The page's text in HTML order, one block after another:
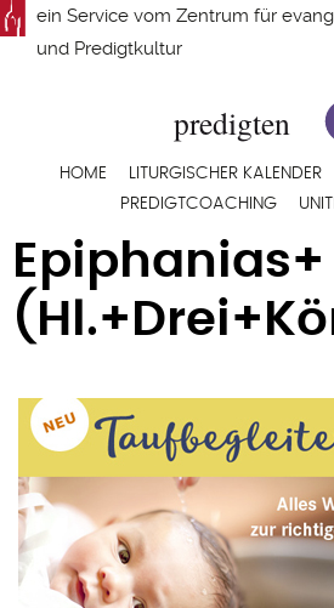
Direkt
zum
ein Service vom Zentrum für
und Predigtkultur
Hauptnavigation
HOME LITURGISCHER KALENDER
PREDIGTCOACHING
Epiphanias+